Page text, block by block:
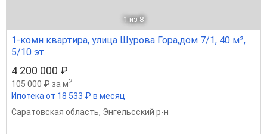
1 из 8
1-комн квартира, улица Шурова Гора,дом 7/1, 40 м²,
5/10 эт.
4 200 000 ₽
105 000 ₽ за м2
Ипотека от 18 533 ₽ в месяц
Саратовская область, Энгельсский р-н